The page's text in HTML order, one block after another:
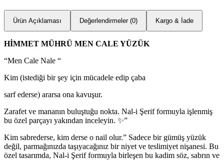
Ürün Açıklaması Değerlendirmeler (0) Kargo & İade
HİMMET MÜHRÜ MEN CALE YÜZÜK
“Men Cale Nale “
Kim (istediği bir şey için mücadele edip çaba
sarf ederse) ararsa ona kavuşur.
Zarafet ve mananın buluştuğu nokta. Nal-i Şerif formuyla işlenmiş
bu özel parçayı yakından inceleyin. ✨”
Kim sabrederse, kim derse o nail olur.” Sadece bir gümüş yüzük
değil, parmağınızda taşıyacağınız bir niyet ve teslimiyet nişanesi. Bu
özel tasarımda, Nal-i Şerif formuyla birleşen bu kadim söz, sabrın ve